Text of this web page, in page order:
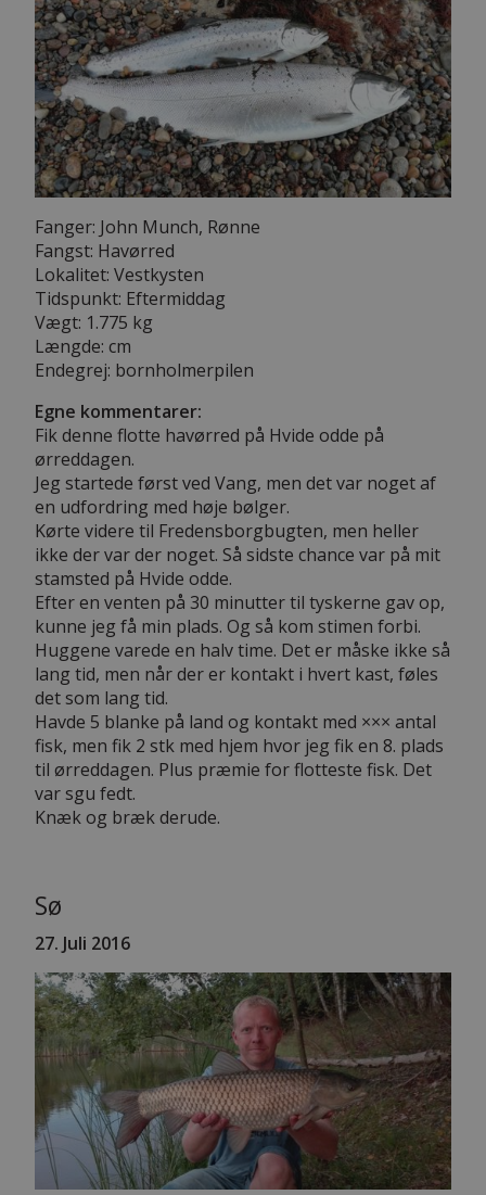
Fanger: John Munch, Rønne
Fangst: Havørred
Lokalitet: Vestkysten
Tidspunkt: Eftermiddag
Vægt: 1.775 kg
Længde: cm
Endegrej: bornholmerpilen
Egne kommentarer:
Fik denne flotte havørred på Hvide odde på
ørreddagen.
Jeg startede først ved Vang, men det var noget af
en udfordring med høje bølger.
Kørte videre til Fredensborgbugten, men heller
ikke der var der noget. Så sidste chance var på mit
stamsted på Hvide odde.
Efter en venten på 30 minutter til tyskerne gav op,
kunne jeg få min plads. Og så kom stimen forbi.
Huggene varede en halv time. Det er måske ikke så
lang tid, men når der er kontakt i hvert kast, føles
det som lang tid.
Havde 5 blanke på land og kontakt med ××× antal
fisk, men fik 2 stk med hjem hvor jeg fik en 8. plads
til ørreddagen. Plus præmie for flotteste fisk. Det
var sgu fedt.
Knæk og bræk derude.
Sø
27. Juli 2016